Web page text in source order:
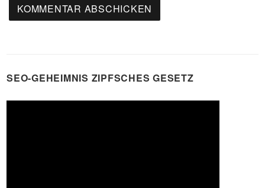
SEO-GEHEIMNIS ZIPFSCHES GESETZ